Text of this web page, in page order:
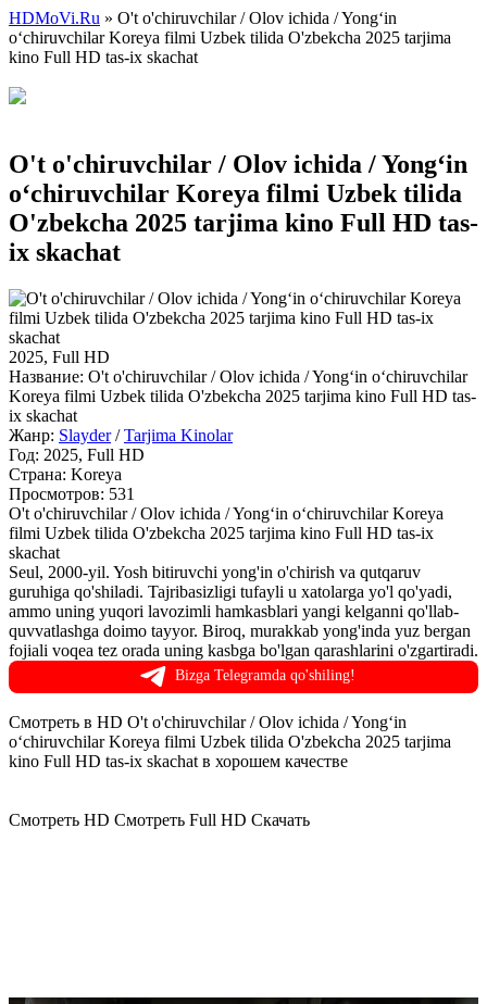
HDMoVi.Ru » O't o'chiruvchilar / Olov ichida / Yong‘in
o‘chiruvchilar Koreya filmi Uzbek tilida O'zbekcha 2025 tarjima
kino Full HD tas-ix skachat
O't o'chiruvchilar / Olov ichida / Yong‘in
o‘chiruvchilar Koreya filmi Uzbek tilida
O'zbekcha 2025 tarjima kino Full HD tas-
ix skachat
2025, Full HD
Название: O't o'chiruvchilar / Olov ichida / Yong‘in o‘chiruvchilar
Koreya filmi Uzbek tilida O'zbekcha 2025 tarjima kino Full HD tas-
ix skachat
Жанр: Slayder/Tarjima Kinolar
Год: 2025, Full HD
Страна: Koreya
Просмотров: 531
O't o'chiruvchilar / Olov ichida / Yong‘in o‘chiruvchilar Koreya
filmi Uzbek tilida O'zbekcha 2025 tarjima kino Full HD tas-ix
skachat
Seul, 2000-yil. Yosh bitiruvchi yong'in o'chirish va qutqaruv
guruhiga qo'shiladi. Tajribasizligi tufayli u xatolarga yo'l qo'yadi,
ammo uning yuqori lavozimli hamkasblari yangi kelganni qo'llab-
quvvatlashga doimo tayyor. Biroq, murakkab yong'inda yuz bergan
fojiali voqea tez orada uning kasbga bo'lgan qarashlarini o'zgartiradi.
Bizga Telegramda qo'shiling!
Смотреть в HD O't o'chiruvchilar / Olov ichida / Yong‘in
o‘chiruvchilar Koreya filmi Uzbek tilida O'zbekcha 2025 tarjima
kino Full HD tas-ix skachat в хорошем качестве
Смотреть HD Смотреть Full HD Скачать